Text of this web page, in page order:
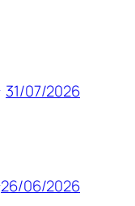
31/07/2026
26/06/2026